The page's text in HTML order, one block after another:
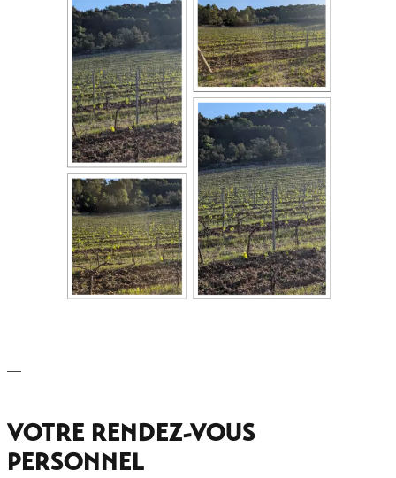
—
VOTRE RENDEZ-VOUS
PERSONNEL